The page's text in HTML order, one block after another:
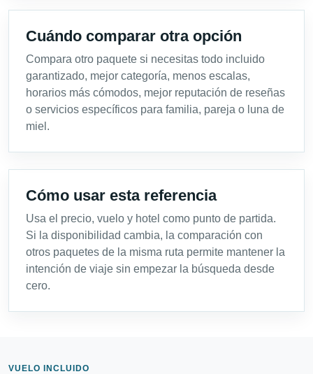
Cuándo comparar otra opción
Compara otro paquete si necesitas todo incluido
garantizado, mejor categoría, menos escalas,
horarios más cómodos, mejor reputación de reseñas
o servicios específicos para familia, pareja o luna de
miel.
Cómo usar esta referencia
Usa el precio, vuelo y hotel como punto de partida.
Si la disponibilidad cambia, la comparación con
otros paquetes de la misma ruta permite mantener la
intención de viaje sin empezar la búsqueda desde
cero.
VUELO INCLUIDO